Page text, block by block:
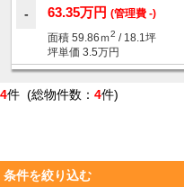
63.35万円 (管理費 -)
面積 59.86ｍ2 / 18.1坪
坪単価 3.5万円
4件 (総物件数： 4件)
条件を絞り込む